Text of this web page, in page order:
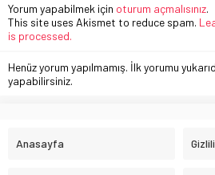
Yorum yapabilmek için oturum açmalısınız.
This site uses Akismet to reduce spam.
is processed.
Henüz yorum yapılmamış. İlk yorumu
yapabilirsiniz.
Anasayfa